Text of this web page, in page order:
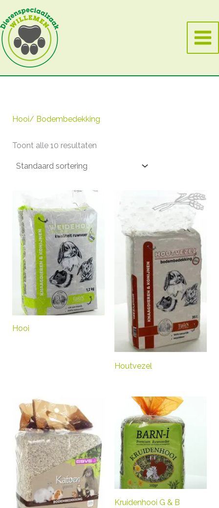
naar
de
inhoud
Hooi/ Bodembedekking
Toont alle 10 resultaten
Hooi
Houtvezel
Kruidenhooi G & B